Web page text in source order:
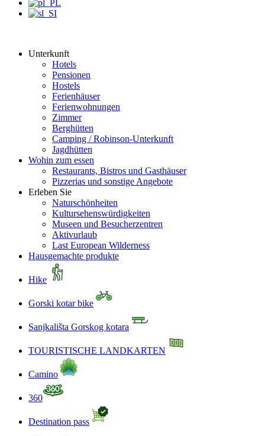
Unterkunft
Hotels
Pensionen
Hostels
Ferienhäuser
Ferienwohnungen
Zimmer
Berghütten
Camping / Robinson-Unterkunft
Jagdhütten
Wohin zum essen
Restaurants, Bistros und Gasthäuser
Pizzerias und sonstige Angebote
Erleben Sie
Naturschönheiten
Kultursehenswürdigkeiten
Museen und Besucherzentren
Aktivurlaub
Last European Wilderness
Hausgemachte produkte
Hike
Gorski kotar bike
Sanjkališta Gorskog kotara
TOURISTISCHE LANDKARTEN
Camino
360
Destination pass